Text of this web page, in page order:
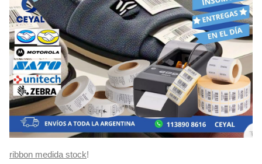
ribbon medida stock!